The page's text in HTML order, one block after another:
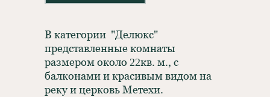
В категории "Делюкс"
представленные комнаты
размером около 22кв. м., с
балконами и красивым видом на
реку и церковь Метехи.